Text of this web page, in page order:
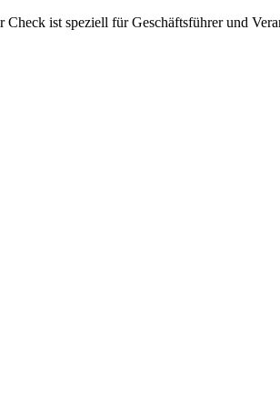
Check ist speziell für Geschäftsführer und